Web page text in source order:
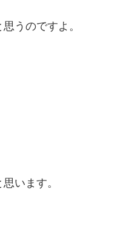
うのですよ。
います。